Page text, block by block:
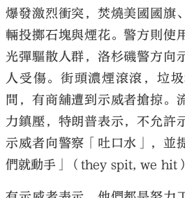
爆發激烈衝突，焚燒美國國旗
輛投擲石塊與煙花。警方則使
光彈驅散人群，洛杉磯警方向
人受傷。街頭濃煙滾滾，垃
間，有商舖遭到示威者搶掠。
力鎮壓，特朗普表示，不允許
示威者向警察「吐口水」，並
們就動手」（they spit, we hit